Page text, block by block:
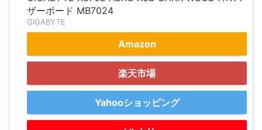
ザーボード MB7024
GIGABYTE
Amazon
楽天市場
Yahooショッピング